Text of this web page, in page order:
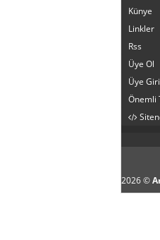
Künye
Linkler
Rss
Üye Ol
Üye
Önemli
2026 ©